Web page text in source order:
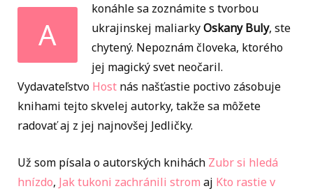
A
konáhle sa zoznámite s tvorbou
ukrajinskej maliarkyOskany Buly, ste
chytený. Nepoznám človeka, ktorého
jej magický svet neočaril.
Vydavateľstvo Host nás našťastie poctivo zásobuje
knihami tejto skvelej autorky, takže sa môžete
radovať aj z jej najnovšej Jedličky.
Už som písala o autorských knihách Zubr si hledá
hnízdo, Jak tukoni zachránili strom aj Kto rastie v